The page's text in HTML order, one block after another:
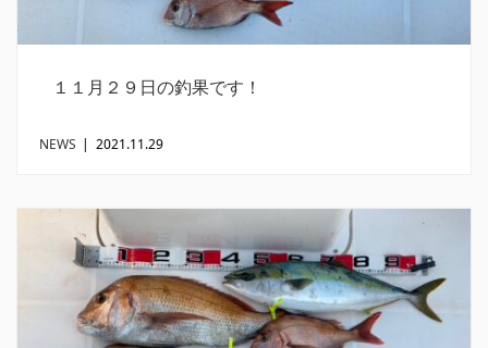
１１月２９日の釣果です！
NEWS | 2021.11.29